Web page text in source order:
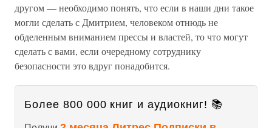
другом — необходимо понять, что если в наши дни такое
могли сделать с Дмитрием, человеком отнюдь не
обделенным вниманием прессы и властей, то что могут
сделать с вами, если очередному сотруднику
безопасности это вдруг понадобится.
Более 800 000 книг и аудиокниг! 📚